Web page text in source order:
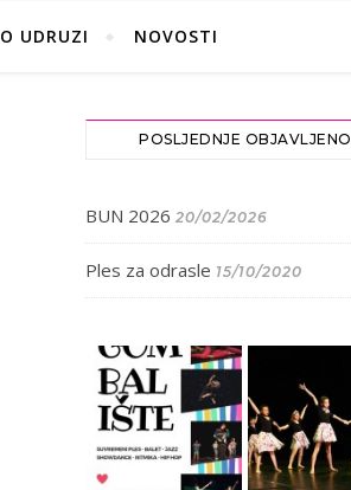
O UDRUZI NOVOSTI
POSLJEDNJE OBJAVLJENO
BUN 2026 20/02/2026
Ples za odrasle 15/10/2020